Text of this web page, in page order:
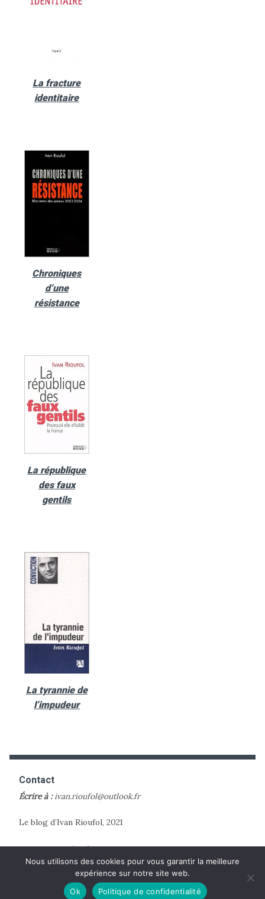
La fracture
identitaire
Chroniques
d’une
résistance
La république
des faux
gentils
La tyrannie de
l’impudeur
Contact
Écrire à :ivan.rioufol@outlook.fr
Le blog d’Ivan Rioufol, 2021
Mentions Légales
Nous utilisons des cookies pour vous garantir la meilleure
expérience sur notre site web.
Ok
Politique de confidentialité